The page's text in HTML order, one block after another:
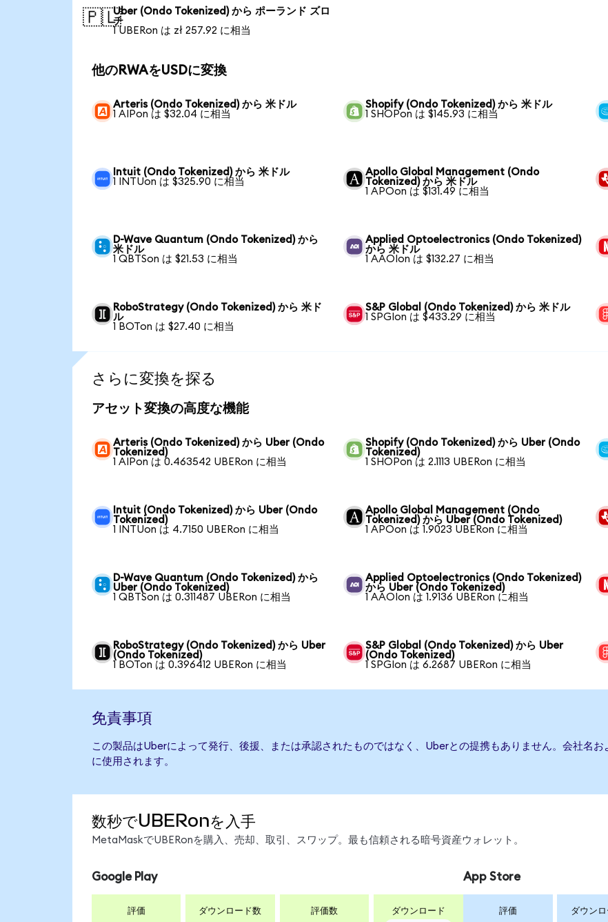
🇵🇱Uber (Ondo Tokenized) から ポーランド ズロ
チ
1 UBERon は zł 257.92 に相当
他のRWAをUSDに変換
Arteris (Ondo Tokenized) から 米ドル
1 AIPon は $32.04 に相当
Shopify (Ondo Tokenized) から 米ドル
1 SHOPon は $145.93 に相当
Intuit (Ondo Tokenized) から 米ドル
1 INTUon は $325.90 に相当
Apollo Global Management (Ondo
Tokenized) から 米ドル
1 APOon は $131.49 に相当
D-Wave Quantum (Ondo Tokenized) から
米ドル
1 QBTSon は $21.53 に相当
Applied Optoelectronics (Ondo Tokenized)
から 米ドル
1 AAOIon は $132.27 に相当
RoboStrategy (Ondo Tokenized) から 米ド
ル
1 BOTon は $27.40 に相当
S&P Global (Ondo Tokenized) から 米ドル
1 SPGIon は $433.29 に相当
さらに変換を探る
アセット変換の高度な機能
Arteris (Ondo Tokenized) から Uber (Ondo
Tokenized)
1 AIPon は 0.463542 UBERon に相当
Shopify (Ondo Tokenized) から Uber (Ondo
Tokenized)
1 SHOPon は 2.1113 UBERon に相当
Intuit (Ondo Tokenized) から Uber (Ondo
Tokenized)
1 INTUon は 4.7150 UBERon に相当
Apollo Global Management (Ondo
Tokenized) から Uber (Ondo Tokenized)
1 APOon は 1.9023 UBERon に相当
D-Wave Quantum (Ondo Tokenized) から
Uber (Ondo Tokenized)
1 QBTSon は 0.311487 UBERon に相当
Applied Optoelectronics (Ondo Tokenized)
から Uber (Ondo Tokenized)
1 AAOIon は 1.9136 UBERon に相当
RoboStrategy (Ondo Tokenized) から Uber
(Ondo Tokenized)
1 BOTon は 0.396412 UBERon に相当
S&P Global (Ondo Tokenized) から Uber
(Ondo Tokenized)
1 SPGIon は 6.2687 UBERon に相当
免責事項
この製品はUberによって発行、後援、または承認されたものではなく、Uberとの提携もありません。会社名
に使用されます。
数秒でUBERonを入手
MetaMaskでUBERonを購入、売却、取引、スワップ。最も信頼される暗号資産ウォレット。
Google Play
評価 ダウンロード数 評価数 ダウンロード
App Store
評価 ダウン